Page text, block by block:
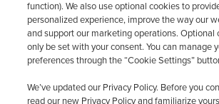
Solicita un presupuesto
function). We also use optional cookies to
personalized experience, improve the way our
and support our marketing operations. Optional
only be set with your consent. You can manage
preferences through the “Cookie Settings”
We’ve updated our Privacy Policy. Before you
read our new Privacy Policy and familiarize